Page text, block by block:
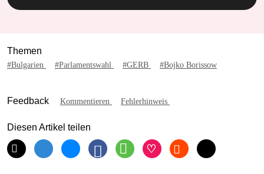
Themen
#Bulgarien #Parlamentswahl #GERB #Bojko Borissow
Feedback Kommentieren Fehlerhinweis
Diesen Artikel teilen